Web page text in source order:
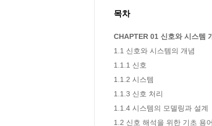
목차
CHAPTER 01 신호와 시스템
1.1 신호와 시스템의 개념
1.1.1 신호
1.1.2 시스템
1.1.3 신호 처리
1.1.4 시스템의 모델링과 설계
1.2 신호 해석을 위한 기초 용